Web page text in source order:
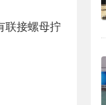
联接螺母拧